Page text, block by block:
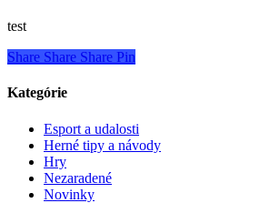
test
Share Share Share Pin
Kategórie
Esport a udalosti
Herné tipy a návody
Hry
Nezaradené
Novinky